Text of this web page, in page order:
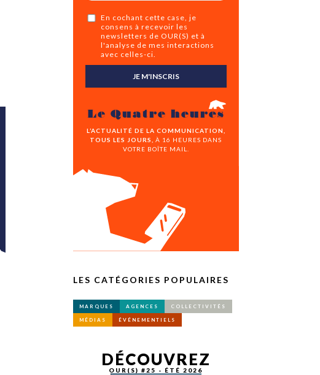
En cochant cette case, je
consens à recevoir les
newsletters de OUR(S) et à
l'analyse de mes interactions
avec celles-ci.
JE M'INSCRIS
Le Quatre heures
L’ACTUALITÉ DE LA COMMUNICATION,
TOUS LES JOURS,
À 16 HEURES DANS
VOTRE BOÎTE MAIL.
LES CATÉGORIES POPULAIRES
MARQUES AGENCES COLLECTIVITÉS
MÉDIAS ÉVÉNEMENTIELS
DÉCOUVREZ
OUR(S) #25 - ÉTÉ 2026